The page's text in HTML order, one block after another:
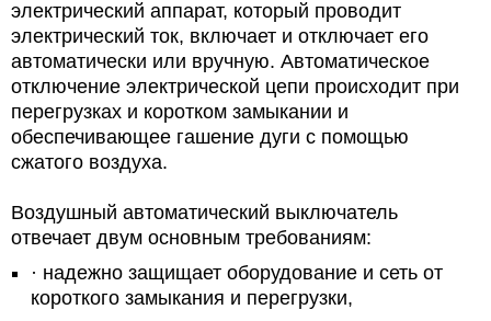
электрический аппарат, который проводит
электрический ток, включает и отключает его
автоматически или вручную. Автоматическое
отключение электрической цепи происходит при
перегрузках и коротком замыкании и
обеспечивающее гашение дуги с помощью
сжатого воздуха.
Воздушный автоматический выключатель
отвечает двум основным требованиям:
· надежно защищает оборудование и сеть от
короткого замыкания и перегрузки,